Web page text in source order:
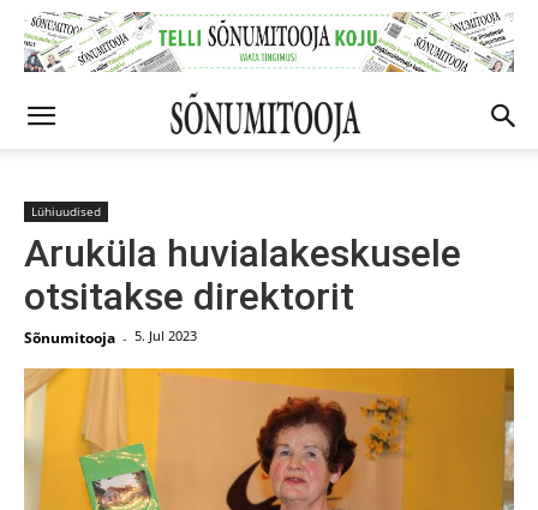
Lühiuudised
Aruküla huvialakeskusele
otsitakse direktorit
Sõnumitooja - 5. Jul 2023